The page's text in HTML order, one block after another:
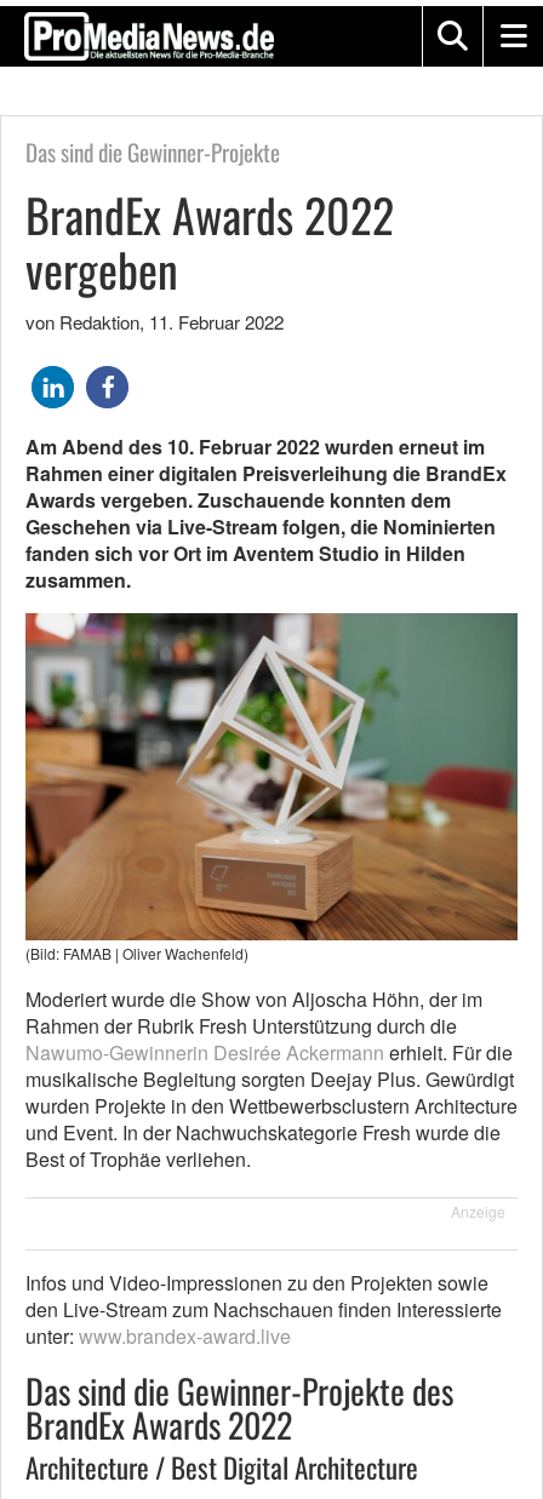
Das sind die Gewinner-Projekte
BrandEx Awards 2022
vergeben
von Redaktion, 11. Februar 2022
Am Abend des 10. Februar 2022 wurden erneut im
Rahmen einer digitalen Preisverleihung die BrandEx
Awards vergeben. Zuschauende konnten dem
Geschehen via Live-Stream folgen, die Nominierten
fanden sich vor Ort im Aventem Studio in Hilden
zusammen.
(Bild: FAMAB | Oliver Wachenfeld)
Moderiert wurde die Show von Aljoscha Höhn, der im
Rahmen der Rubrik Fresh Unterstützung durch die
Nawumo-Gewinnerin Desirée Ackermann erhielt. Für die
musikalische Begleitung sorgten Deejay Plus. Gewürdigt
wurden Projekte in den Wettbewerbsclustern Architecture
und Event. In der Nachwuchskategorie Fresh wurde die
Best of Trophäe verliehen.
Anzeige
Infos und Video-Impressionen zu den Projekten sowie
den Live-Stream zum Nachschauen finden Interessierte
unter: www.brandex-award.live
Das sind die Gewinner-Projekte des
BrandEx Awards 2022
Architecture / Best Digital Architecture